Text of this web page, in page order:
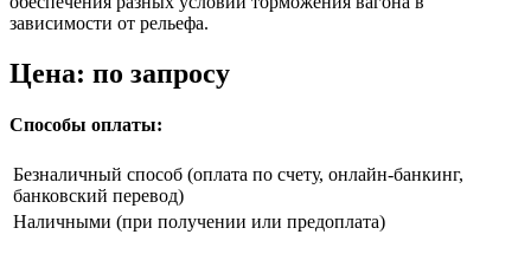
зависимости от рельефа.
Цена: по запросу
Способы оплаты:
Безналичный способ (оплата по счету, онлайн-банкинг,
банковский перевод)
Наличными (при получении или предоплата)